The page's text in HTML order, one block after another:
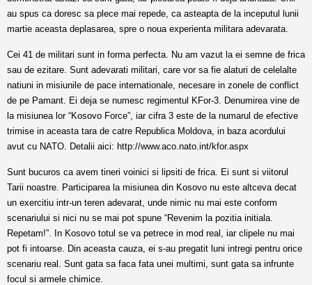
au spus ca doresc sa plece mai repede, ca asteapta de la inceputul lunii
martie aceasta deplasarea, spre o noua experienta militara adevarata.
Cei 41 de militari sunt in forma perfecta. Nu am vazut la ei semne de frica
sau de ezitare. Sunt adevarati militari, care vor sa fie alaturi de celelalte
natiuni in misiunile de pace internationale, necesare in zonele de conflict
de pe Pamant. Ei deja se numesc regimentul KFor-3. Denumirea vine de
la misiunea lor “Kosovo Force”, iar cifra 3 este de la numarul de efective
trimise in aceasta tara de catre Republica Moldova, in baza acordului
avut cu NATO. Detalii aici: http://www.aco.nato.int/kfor.aspx
Sunt bucuros ca avem tineri voinici si lipsiti de frica. Ei sunt si viitorul
Tarii noastre. Participarea la misiunea din Kosovo nu este altceva decat
un exercitiu intr-un teren adevarat, unde nimic nu mai este conform
scenariului si nici nu se mai pot spune “Revenim la pozitia initiala.
Repetam!”. In Kosovo totul se va petrece in mod real, iar clipele nu mai
pot fi intoarse. Din aceasta cauza, ei s-au pregatit luni intregi pentru orice
scenariu real. Sunt gata sa faca fata unei multimi, sunt gata sa infrunte
focul si armele chimice.